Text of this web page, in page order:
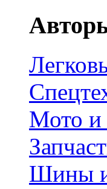
Мото и
Шины